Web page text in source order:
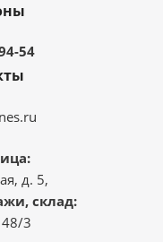
54
д. 5,
склад:
48/3